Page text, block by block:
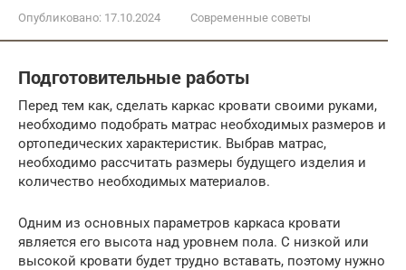
Опубликовано: 17.10.2024 Современные советы
Подготовительные работы
Перед тем как, сделать каркас кровати своими руками,
необходимо подобрать матрас необходимых размеров и
ортопедических характеристик. Выбрав матрас,
необходимо рассчитать размеры будущего изделия и
количество необходимых материалов.
Одним из основных параметров каркаса кровати
является его высота над уровнем пола. С низкой или
высокой кровати будет трудно вставать, поэтому нужно